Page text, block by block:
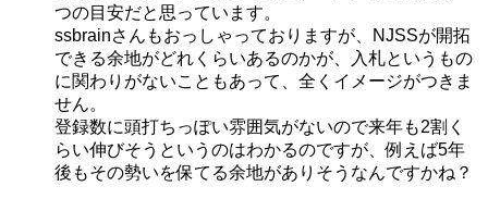
つの目安だと思っています。
ssbrainさんもおっしゃっておりますが、NJSSが開拓
できる余地がどれくらいあるのかが、入札というもの
に関わりがないこともあって、全くイメージがつきま
せん。
登録数に頭打ちっぽい雰囲気がないので来年も2割く
らい伸びそうというのはわかるのですが、例えば5年
後もその勢いを保てる余地がありそうなんですかね？